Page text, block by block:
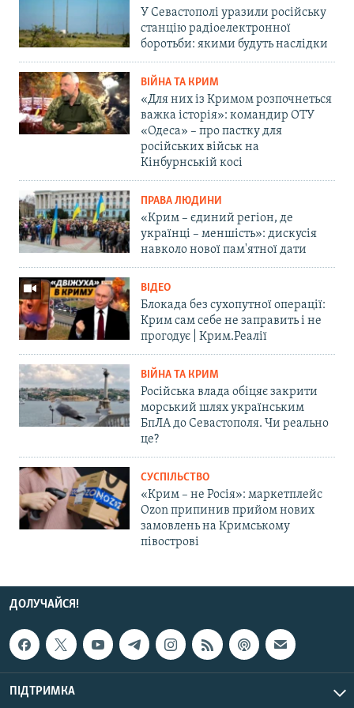
У Севастополі уразили російську
станцію радіоелектронної
боротьби: якими будуть наслідки
ВІЙНА ТА КРИМ
«Для них із Кримом розпочнеться
важка історія»: командир ОТУ
«Одеса» – про пастку для
російських військ на
Кінбурнській косі
ПРАВА ЛЮДИНИ
«Крим – єдиний регіон, де
українці – меншість»: дискусія
навколо нової пам'ятної дати
ВІДЕО
Блокада без сухопутної операції:
Крим сам себе не заправить і не
прогодує | Крим.Реалії
ВІЙНА ТА КРИМ
Російська влада обіцяє закрити
морський шлях українським
БпЛА до Севастополя. Чи реально
це?
СУСПІЛЬСТВО
«Крим – не Росія»: маркетплейс
Ozon припинив прийом нових
замовлень на Кримському
півострові
ДОЛУЧАЙСЯ!
ПІДТРИМКА